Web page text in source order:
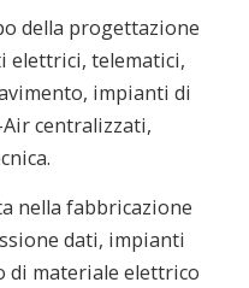
della progettazione
elettrici, telematici,
impianti di
centralizzati,
nella fabbricazione
dati, impianti
di materiale elettrico